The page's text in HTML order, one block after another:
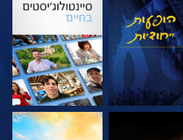
צפה בדוק את הסדרה